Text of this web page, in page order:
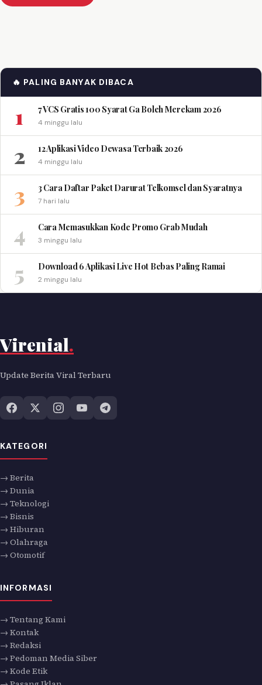
🔥 PALING BANYAK DIBACA
1 7 VCS Gratis 100 Syarat Ga Boleh Merekam 2026
4 minggu lalu
2 12 Aplikasi Video Dewasa Terbaik 2026
4 minggu lalu
3 3 Cara Daftar Paket Darurat Telkomsel dan Syaratnya
7 hari lalu
4 Cara Memasukkan Kode Promo Grab Mudah
3 minggu lalu
5 Download 6 Aplikasi Live Hot Bebas Paling Ramai
2 minggu lalu
Virenial.
Update Berita Viral Terbaru
KATEGORI
→ Berita
→ Dunia
→ Teknologi
→ Bisnis
→ Hiburan
→ Olahraga
→ Otomotif
INFORMASI
→ Tentang Kami
→ Kontak
→ Redaksi
→ Pedoman Media Siber
→ Kode Etik